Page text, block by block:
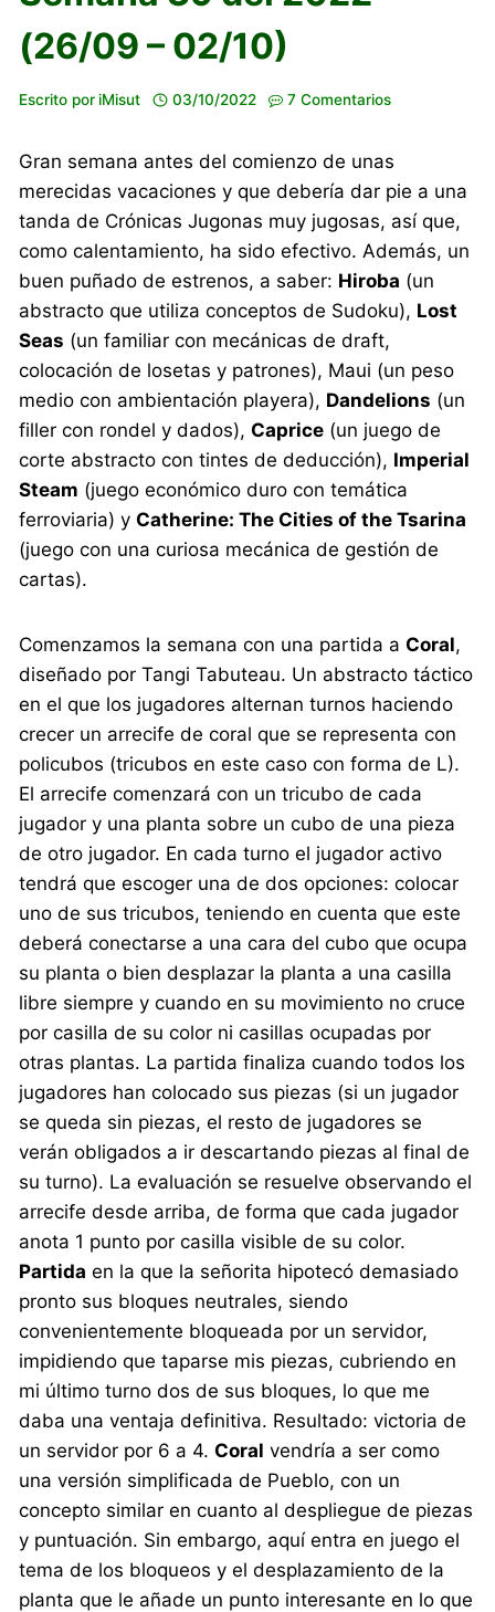
(26/09 – 02/10)
Escrito por iMisut 03/10/2022 7 Comentarios
Gran semana antes del comienzo de unas
merecidas vacaciones y que debería dar pie a una
tanda de Crónicas Jugonas muy jugosas, así que,
como calentamiento, ha sido efectivo. Además, un
buen puñado de estrenos, a saber: Hiroba (un
abstracto que utiliza conceptos de Sudoku), Lost
Seas (un familiar con mecánicas de draft,
colocación de losetas y patrones), Maui (un peso
medio con ambientación playera), Dandelions (un
filler con rondel y dados),Caprice (un juego de
corte abstracto con tintes de deducción), Imperial
Steam (juego económico duro con temática
ferroviaria) yCatherine: The Cities of the Tsarina
(juego con una curiosa mecánica de gestión de
cartas).
Comenzamos la semana con una partida aCoral,
diseñado por Tangi Tabuteau. Un abstracto táctico
en el que los jugadores alternan turnos haciendo
crecer un arrecife de coral que se representa con
policubos (tricubos en este caso con forma de L).
El arrecife comenzará con un tricubo de cada
jugador y una planta sobre un cubo de una pieza
de otro jugador. En cada turno el jugador activo
tendrá que escoger una de dos opciones: colocar
uno de sus tricubos, teniendo en cuenta que este
deberá conectarse a una cara del cubo que ocupa
su planta o bien desplazar la planta a una casilla
libre siempre y cuando en su movimiento no cruce
por casilla de su color ni casillas ocupadas por
otras plantas. La partida finaliza cuando todos los
jugadores han colocado sus piezas (si un jugador
se queda sin piezas, el resto de jugadores se
verán obligados a ir descartando piezas al final de
su turno). La evaluación se resuelve observando el
arrecife desde arriba, de forma que cada jugador
anota 1 punto por casilla visible de su color.
Partida en la que la señorita hipotecó demasiado
pronto sus bloques neutrales, siendo
convenientemente bloqueada por un servidor,
impidiendo que taparse mis piezas, cubriendo en
mi último turno dos de sus bloques, lo que me
daba una ventaja definitiva. Resultado: victoria de
un servidor por 6 a 4.Coral vendría a ser como
una versión simplificada de Pueblo, con un
concepto similar en cuanto al despliegue de piezas
y puntuación. Sin embargo, aquí entra en juego el
tema de los bloqueos y el desplazamiento de la
planta que le añade un punto interesante en lo que